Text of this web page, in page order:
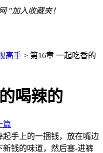
"加入收藏夹！
高手 > 第16章 一起吃香的
喝辣的
篇
手上的一捆钱，放在嘴边
钱的味道，然后塞-进裤